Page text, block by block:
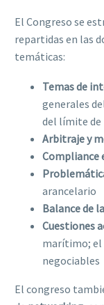
El Congreso se
repartidas en las
temáticas:
Temas de
generales
del límite de
Arbitraje y
Compliance
arancelario
Balance de
Cuestiones
marítimo; el
negociables
El congreso